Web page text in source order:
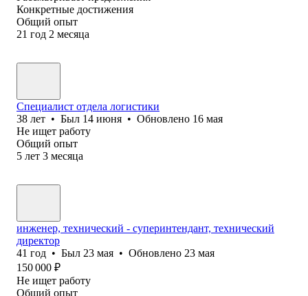
Конкретные достижения
Общий опыт
21 год 2 месяца
Специалист отдела логистики
38 лет • Был 14 июня • Обновлено 16 мая
Не ищет работу
Общий опыт
5 лет 3 месяца
инженер, технический - суперинтендант, технический
директор
41 год • Был 23 мая • Обновлено 23 мая
150 000 ₽
Не ищет работу
Общий опыт